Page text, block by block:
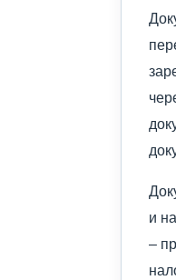
и
–